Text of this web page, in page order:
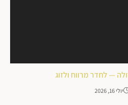
— לחדר מרווח ולזוג
יולי 16, 2026